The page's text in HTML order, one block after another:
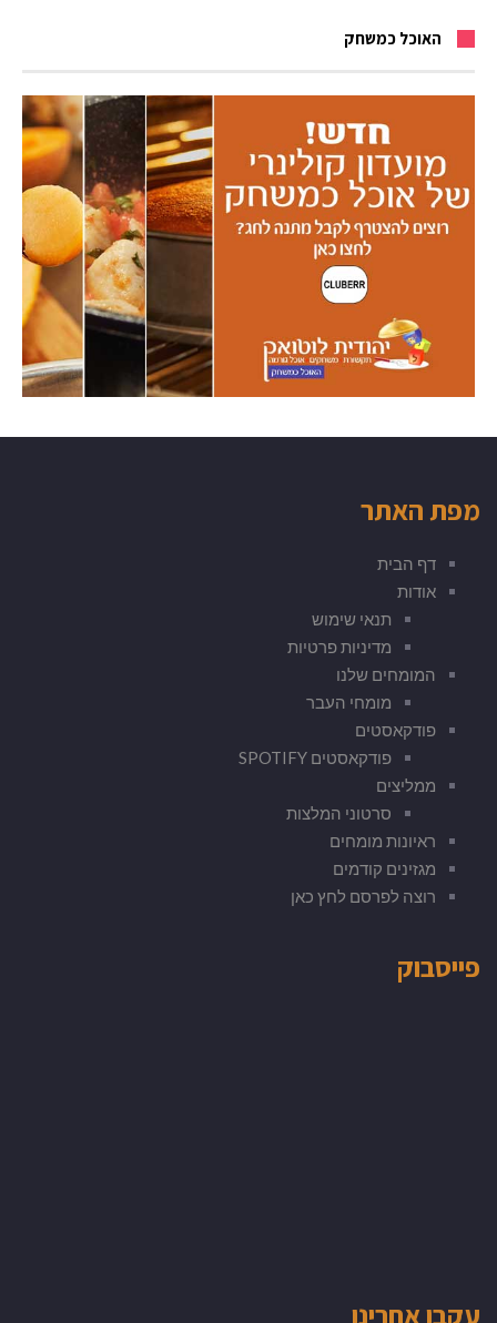
האוכל כמשחק
מפת האתר
דף הבית
אודות
תנאי שימוש
מדיניות פרטיות
המומחים שלנו
מומחי העבר
פודקאסטים
פודקאסטים SPOTIFY
ממליצים
סרטוני המלצות
ראיונות מומחים
מגזינים קודמים
רוצה לפרסם לחץ כאן
פייסבוק
עקבו אחרינו